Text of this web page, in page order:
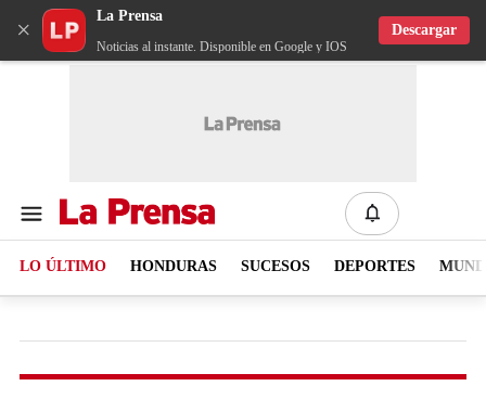
×
La Prensa
Noticias al instante. Disponible en Google y IOS
Descargar
LO ÚLTIMO HONDURAS SUCESOS DEPORTES